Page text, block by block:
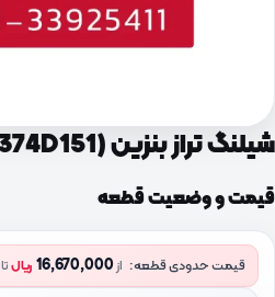
شیلنگ تراز بنزین (310374D151)
قیمت و وضعیت قطعه
قیمت حدودی قطعه: از16,670,000 ریالتا